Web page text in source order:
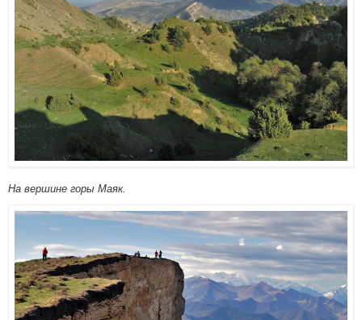
На вершине горы Маяк.